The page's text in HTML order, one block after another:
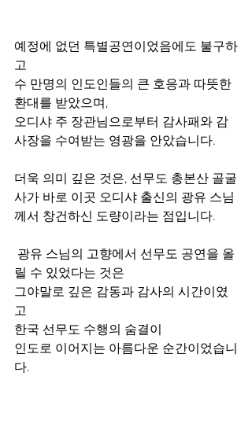
예정에 없던 특별공연이었음에도 불구하
고
수 만명의 인도인들의 큰 호응과 따뜻한
환대를 받았으며,
오디샤 주 장관님으로부터 감사패와 감
사장을 수여받는 영광을 안았습니다.
더욱 의미 깊은 것은, 선무도 총본산 골굴
사가 바로 이곳 오디샤 출신의 광유 스님
께서 창건하신 도량이라는 점입니다.
광유 스님의 고향에서 선무도 공연을 올
릴 수 있었다는 것은
그야말로 깊은 감동과 감사의 시간이였
고
한국 선무도 수행의 숨결이
인도로 이어지는 아름다운 순간이었습니
다.